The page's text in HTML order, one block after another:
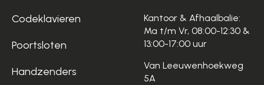
Codeklavieren
Poortsloten
Handzenders
Kantoor & Afhaalbalie:
Ma t/m Vr, 08:00-12:30 &
13:00-17:00 uur
Van Leeuwenhoekweg
5A